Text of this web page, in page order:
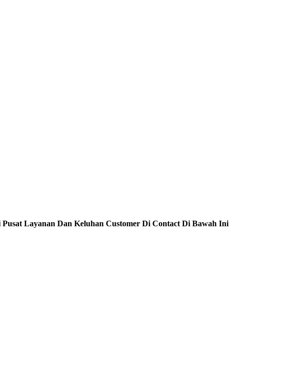
Layanan Dan Keluhan Customer Di Contact Di Bawah Ini